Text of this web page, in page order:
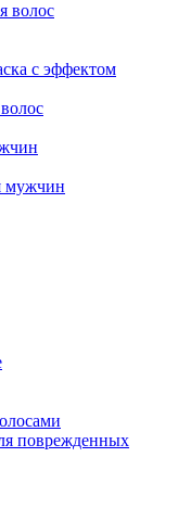
волос
с эффектом
мужчин
поврежденных